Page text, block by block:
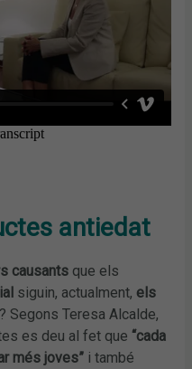
antiedat
causants que els
siguin, actualment, els
? Segons Teresa Alcalde,
es deu al fet que “cada
més joves” i també